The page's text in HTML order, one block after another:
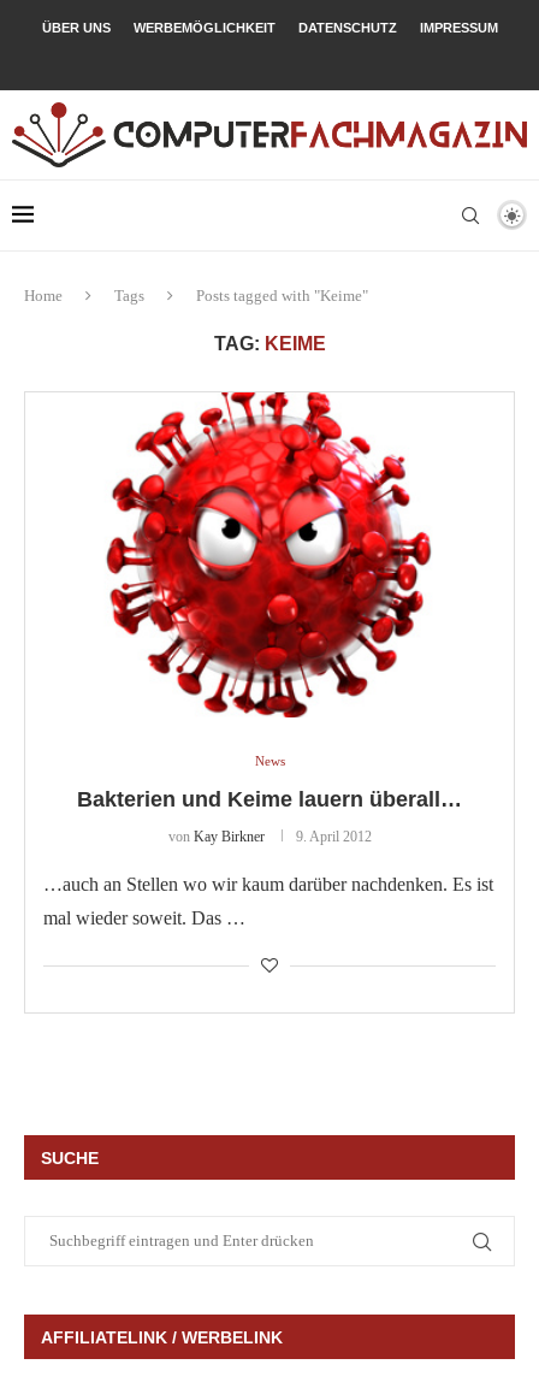
ÜBER UNS WERBEMÖGLICHKEIT DATENSCHUTZ IMPRESSUM
Home Tags Posts tagged with "Keime"
TAG: KEIME
News
Bakterien und Keime lauern überall…
von Kay Birkner 9. April 2012
…auch an Stellen wo wir kaum darüber nachdenken. Es ist
mal wieder soweit. Das …
SUCHE
AFFILIATELINK / WERBELINK